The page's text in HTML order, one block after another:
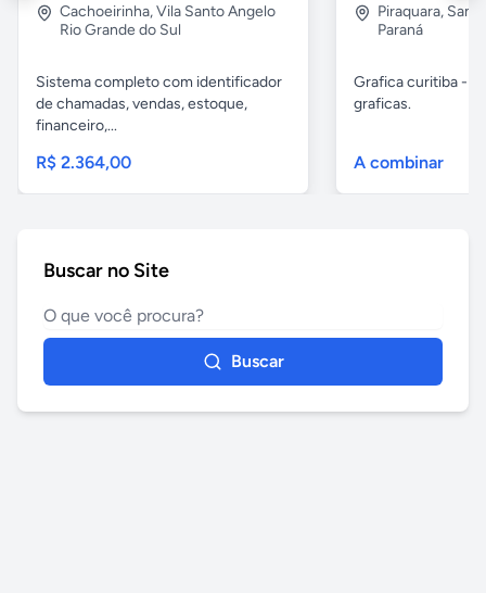
Cachoeirinha,Vila Santo Angelo
Rio Grande do Sul
Sistema completo com identificador
de chamadas, vendas, estoque,
financeiro,...
R$ 2.364,00
Piraquara,
Paraná
Grafica curitiba -
graficas.
A combinar
Buscar no Site
Buscar